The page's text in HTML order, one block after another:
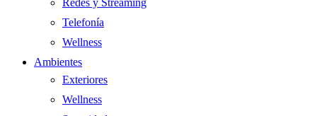
Redes y Streaming
Telefonía
Wellness
Ambientes
Exteriores
Wellness